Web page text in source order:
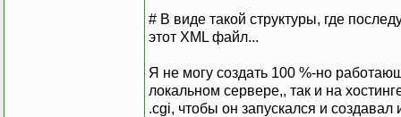
# В виде такой структуры, где
этот XML файл...
Я не могу создать 100 %-но
локальном сервере,, так и на
.cgi, чтобы он запускался и